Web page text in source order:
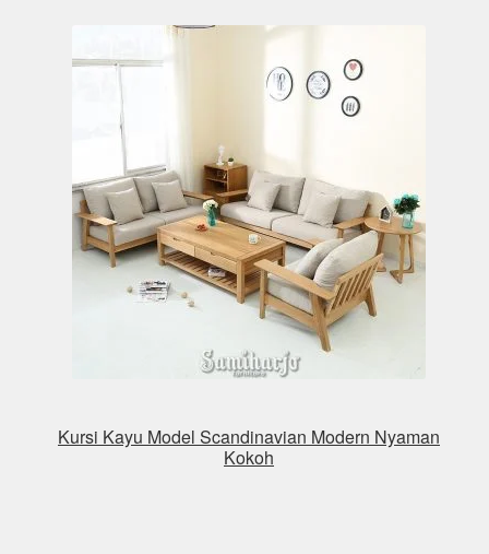
Kursi Kayu Model Scandinavian Modern Nyaman
Kokoh